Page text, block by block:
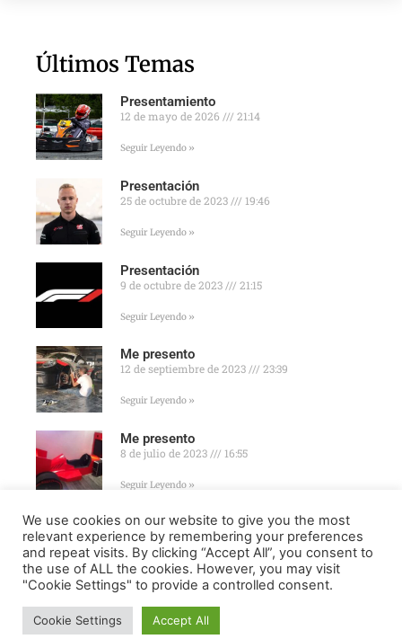
Últimos Temas
Presentamiento
12 de mayo de 2026 21:14
Seguir Leyendo »
Presentación
25 de octubre de 2023 19:46
Seguir Leyendo »
Presentación
9 de octubre de 2023 21:15
Seguir Leyendo »
Me presento
12 de septiembre de 2023 23:39
Seguir Leyendo »
Me presento
8 de julio de 2023 16:55
Seguir Leyendo »
FORMULA ONLINE © ALL RIGHTS RESERVED ||
♥ IN SPAIN
We use cookies on our website to give you the most
relevant experience by remembering your preferences
and repeat visits. By clicking “Accept All”, you consent to
the use of ALL the cookies. However, you may visit
"Cookie Settings" to provide a controlled consent.
Cookie Settings Accept All